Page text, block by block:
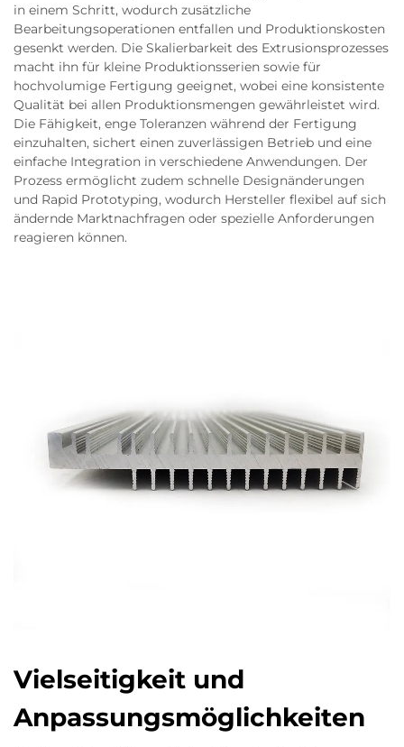
in einem Schritt, wodurch zusätzliche
Bearbeitungsoperationen entfallen und Produktionskosten
gesenkt werden. Die Skalierbarkeit des Extrusionsprozesses
macht ihn für kleine Produktionsserien sowie für
hochvolumige Fertigung geeignet, wobei eine konsistente
Qualität bei allen Produktionsmengen gewährleistet wird.
Die Fähigkeit, enge Toleranzen während der Fertigung
einzuhalten, sichert einen zuverlässigen Betrieb und eine
einfache Integration in verschiedene Anwendungen. Der
Prozess ermöglicht zudem schnelle Designänderungen
und Rapid Prototyping, wodurch Hersteller flexibel auf sich
ändernde Marktnachfragen oder spezielle Anforderungen
reagieren können.
Vielseitigkeit und
Anpassungsmöglichkeiten